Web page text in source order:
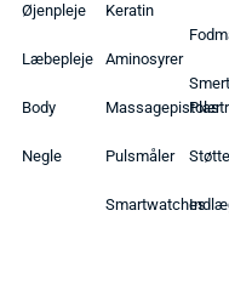
Øjenpleje
Læbepleje
Body
Negle
Keratin
Aminosyrer
Massagepistoler
Pulsmåler
Smartwatches